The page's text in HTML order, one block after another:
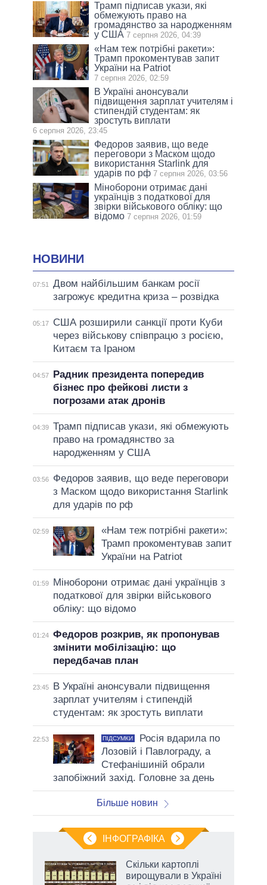
Трамп підписав укази, які
обмежують право на
громадянство за народженням
у США 7 серпня 2026, 04:39
«Нам теж потрібні ракети»:
Трамп прокоментував запит
України на Patriot
7 серпня 2026, 02:59
В Україні анонсували
підвищення зарплат учителям і
стипендій студентам: як
зростуть виплати
6 серпня 2026, 23:45
Федоров заявив, що веде
переговори з Маском щодо
використання Starlink для
ударів по рф 7 серпня 2026, 03:56
Міноборони отримає дані
українців з податкової для
звірки військового обліку: що
відомо 7 серпня 2026, 01:59
НОВИНИ
07:51
Двом найбільшим банкам росії
загрожує кредитна криза – розвідка
05:17
США розширили санкції проти Куби
через військову співпрацю з росією,
Китаєм та Іраном
04:57
Радник президента попередив
бізнес про фейкові листи з
погрозами атак дронів
04:39 Трамп підписав укази, які обмежують
право на громадянство за
народженням у США
03:56
Федоров заявив, що веде переговори
з Маском щодо використання Starlink
для ударів по рф
02:59
«Нам теж потрібні ракети»:
Трамп прокоментував запит
України на Patriot
01:59
Міноборони отримає дані українців з
податкової для звірки військового
обліку: що відомо
01:24 Федоров розкрив, як пропонував
змінити мобілізацію: що
передбачав план
23:45
В Україні анонсували підвищення
зарплат учителям і стипендій
студентам: як зростуть виплати
22:53 ПІДСУМКИ
Росія вдарила по
Лозовій і Павлограду, а
Стефанішиній обрали
запобіжний захід. Головне за день
Більше новин
ІНФОГРАФІКА
Скільки картоплі
вирощували в Україні